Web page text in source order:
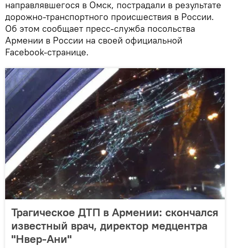
направлявшегося в Омск, пострадали в результате
дорожно-транспортного происшествия в России.
Об этом сообщает пресс-служба посольства
Армении в России на своей официальной
Facebook-странице.
Трагическое ДТП в Армении: скончался
известный врач, директор медцентра
"Нвер-Ани"